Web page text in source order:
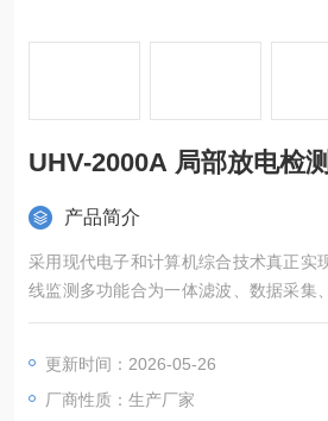
UHV-2000A 局部放电检
产品简介
采用现代电子和计算机综合技术真正实
线监测多功能合为一体滤波、数据采集
试验报告自动生成
更新时间：2026-05-26
厂商性质：生产厂家